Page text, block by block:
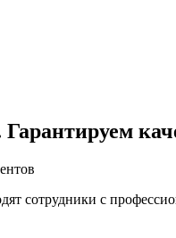
Гарантируем
сотрудники с